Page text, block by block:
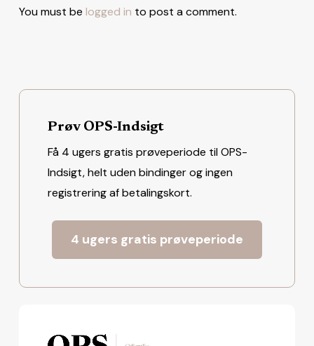
You must be logged in to post a comment.
Prøv OPS-Indsigt
Få 4 ugers gratis prøveperiode til OPS-
Indsigt, helt uden bindinger og ingen
registrering af betalingskort.
4 ugers gratis prøveperiode